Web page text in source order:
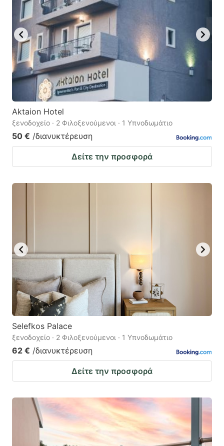
Aktaion Hotel
ξενοδοχείο · 2 Φιλοξενούμενοι · 1 Υπνοδωμάτιο
50 € /διανυκτέρευση
Δείτε την προσφορά
Selefkos Palace
ξενοδοχείο · 2 Φιλοξενούμενοι · 1 Υπνοδωμάτιο
62 € /διανυκτέρευση
Δείτε την προσφορά